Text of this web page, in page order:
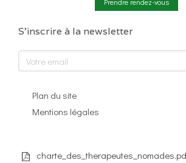
S'inscrire à la newsletter
Votre email
Plan du site
Mentions légales